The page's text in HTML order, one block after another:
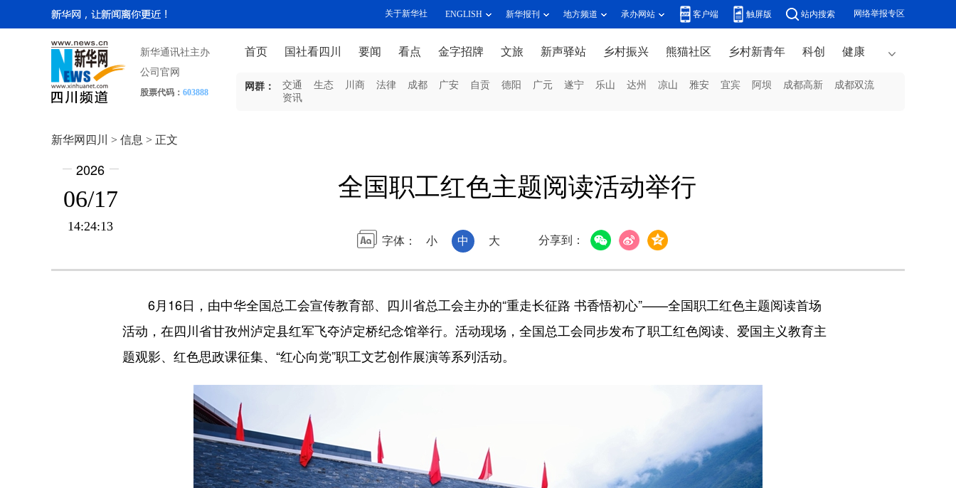
关于新华社 ENGLISH 新华报刊 地方频道 承办网站 客户端 触屏版 站内搜索 网络举报专区
新华通讯社主办
公司官网
股票代码： 603888
首页 国社看四川 要闻 看点 金字招牌 文旅 新声驿站 乡村振兴 熊猫社区 乡村新青年 科创 健康
网群： 交通 生态 川商 法律 成都 广安 自贡 德阳 广元 遂宁 乐山 达州 凉山 雅安 宜宾 阿坝 成都高新
成都双流
资讯
新华网四川 > 信息 > 正文
2026
06/17
14:24:13
全国职工红色主题阅读活动举行
字体： 小 中 大 分享到：
6月16日，由中华全国总工会宣传教育部、四川省总工会主办的“重走长征路 书香悟初心”——全国职工红色主题阅读首场
活动，在四川省甘孜州泸定县红军飞夺泸定桥纪念馆举行。活动现场，全国总工会同步发布了职工红色阅读、爱国主义教育主
题观影、红色思政课征集、“红心向党”职工文艺创作展演等系列活动。